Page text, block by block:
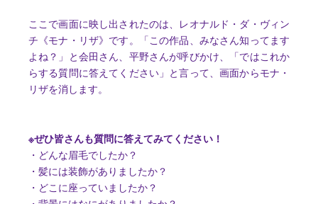
ここで画面に映し出されたのは、レオナルド・ダ・ヴィン
チ《モナ・リザ》です。「この作品、みなさん知ってます
よね？」と会田さん、平野さんが呼びかけ、「ではこれか
らする質問に答えてください」と言って、画面からモナ・
リザを消します。
※ぜひ皆さんも質問に答えてみてください！
・どんな眉毛でしたか？
・髪には装飾がありましたか？
・どこに座っていましたか？